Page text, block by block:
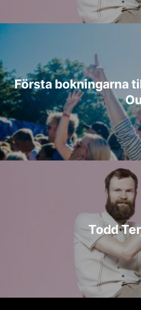
Första bokningarna
Todd